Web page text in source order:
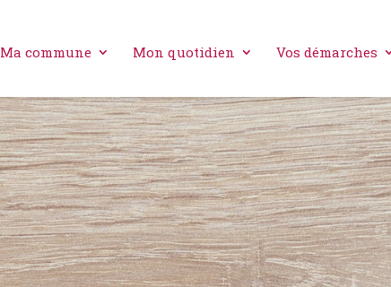
Ma commune Mon quotidien Vos démarches